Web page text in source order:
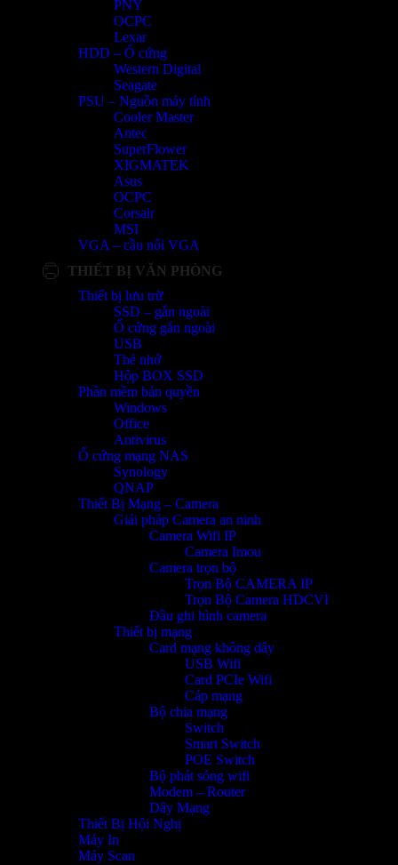
PNY
OCPC
Lexar
HDD – Ổ cứng
Western Digital
Seagate
PSU – Nguồn máy tính
Cooler Master
Antec
SuperFlower
XIGMATEK
Asus
OCPC
Corsair
MSI
VGA – cầu nối VGA
THIẾT BỊ VĂN PHÒNG
Thiết bị lưu trữ
SSD – gắn ngoài
Ổ cứng gắn ngoài
USB
Thẻ nhớ
Hộp BOX SSD
Phần mềm bản quyền
Windows
Office
Antivirus
Ổ cứng mạng NAS
Synology
QNAP
Thiết Bị Mạng – Camera
Giải pháp Camera an ninh
Camera Wifi IP
Camera Imou
Camera trọn bộ
Trọn Bộ CAMERA IP
Trọn Bộ Camera HDCVI
Đầu ghi hình camera
Thiết bị mạng
Card mạng không dây
USB Wifi
Card PCIe Wifi
Cáp mạng
Bộ chia mạng
Switch
Smart Switch
POE Switch
Bộ phát sóng wifi
Modem – Router
Dây Mạng
Thiết Bị Hội Nghị
Máy In
Máy Scan